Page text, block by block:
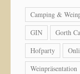
Camping &
GIN
Gorth
Hofparty
Weinpräsentation